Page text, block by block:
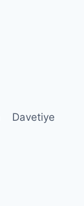
Davetiye